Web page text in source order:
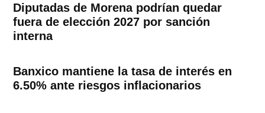
Diputadas de Morena podrían quedar
fuera de elección 2027 por sanción
interna
Banxico mantiene la tasa de interés en
6.50% ante riesgos inflacionarios